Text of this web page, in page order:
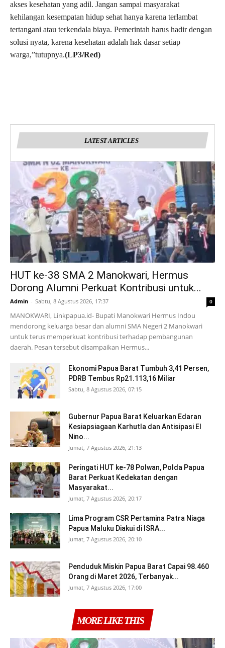
akses kesehatan yang adil. Jangan sampai masyarakat
kehilangan kesempatan hidup sehat hanya karena terlambat
tertangani atau terkendala biaya. Pemerintah harus hadir dengan
solusi nyata, karena kesehatan adalah hak dasar setiap
warga,”tutupnya.(LP3/Red)
LATEST ARTICLES
HUT ke-38 SMA 2 Manokwari, Hermus
Dorong Alumni Perkuat Kontribusi untuk...
Admin - Sabtu, 8 Agustus 2026, 17:37 0
MANOKWARI, Linkpapua.id- Bupati Manokwari Hermus Indou
mendorong keluarga besar dan alumni SMA Negeri 2 Manokwari
untuk terus memperkuat kontribusi terhadap pembangunan
daerah. Pesan tersebut disampaikan Hermus...
Ekonomi Papua Barat Tumbuh 3,41 Persen,
PDRB Tembus Rp21.113,16 Miliar
Sabtu, 8 Agustus 2026, 07:15
Gubernur Papua Barat Keluarkan Edaran
Kesiapsiagaan Karhutla dan Antisipasi El
Nino...
Jumat, 7 Agustus 2026, 21:13
Peringati HUT ke-78 Polwan, Polda Papua
Barat Perkuat Kedekatan dengan
Masyarakat...
Jumat, 7 Agustus 2026, 20:17
Lima Program CSR Pertamina Patra Niaga
Papua Maluku Diakui di ISRA...
Jumat, 7 Agustus 2026, 20:10
Penduduk Miskin Papua Barat Capai 98.460
Orang di Maret 2026, Terbanyak...
Jumat, 7 Agustus 2026, 17:00
MORE LIKE THIS